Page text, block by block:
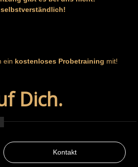
ein kostenloses Probetraining mit!
Dich.
Kontakt